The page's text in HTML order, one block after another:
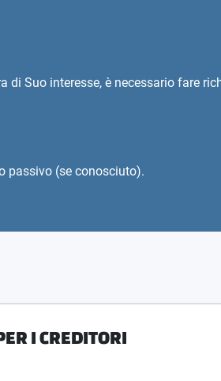
Suo interesse, è necessario fare
passivo (se conosciuto).
I CREDITORI